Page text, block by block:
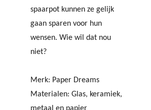
spaarpot kunnen ze gelijk
gaan sparen voor hun
wensen. Wie wil dat nou
niet?
Merk: Paper Dreams
Materialen: Glas, keramiek,